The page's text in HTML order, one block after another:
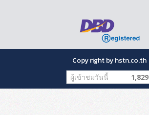
Copy right by hstn.co.th
ผู้เข้าชมวันนี้ 1,829